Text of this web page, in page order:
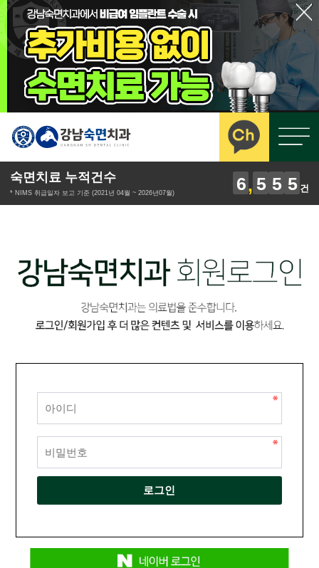
숙면치료 누적건수
* NIMS 취급일자 보고 기준 (2021년 04월 ~ 2026년07월) 6 5 5 5 건